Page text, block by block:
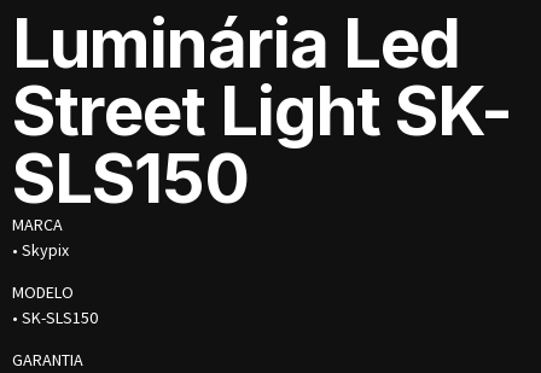
Luminária Led
Street Light SK-
SLS150
MARCA
• Skypix
MODELO
• SK-SLS150
GARANTIA